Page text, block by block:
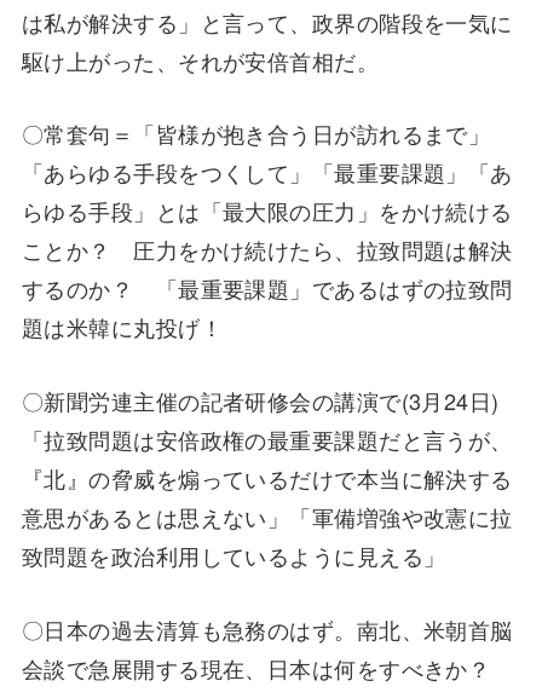
は私が解決する」と言って、政界の階段を一気に
駆け上がった、それが安倍首相だ。
〇常套句＝「皆様が抱き合う日が訪れるまで」
「あらゆる手段をつくして」「最重要課題」「あ
らゆる手段」とは「最大限の圧力」をかけ続ける
ことか？ 圧力をかけ続けたら、拉致問題は解決
するのか？ 「最重要課題」であるはずの拉致問
題は米韓に丸投げ！
〇新聞労連主催の記者研修会の講演で(3月24日)
「拉致問題は安倍政権の最重要課題だと言うが、
『北』の脅威を煽っているだけで本当に解決する
意思があるとは思えない」「軍備増強や改憲に拉
致問題を政治利用しているように見える」
〇日本の過去清算も急務のはず。南北、米朝首脳
会談で急展開する現在、日本は何をすべきか？